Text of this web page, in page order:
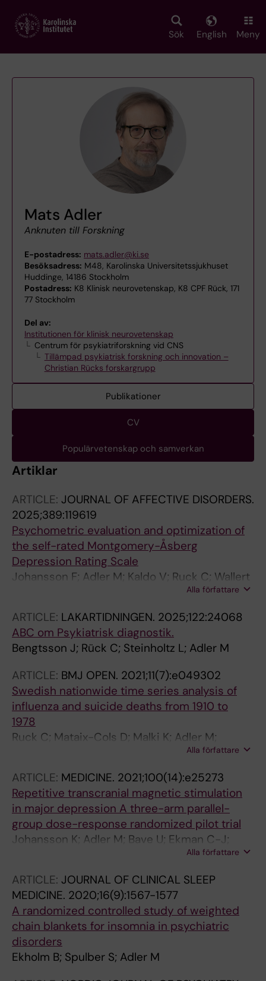
main
Sök English Meny
Mats Adler
Anknuten till Forskning
E-postadress: mats.adler@ki.se
Besöksadress: M48, Karolinska Universitetssjukhuset
Huddinge, 14186 Stockholm
Postadress: K8 Klinisk neurovetenskap, K8 CPF Rück, 171
77 Stockholm
Del av:
Institutionen för klinisk neurovetenskap
Centrum för psykiatriforskning vid CNS
Tillämpad psykiatrisk forskning och innovation –
Christian Rücks forskargrupp
Publikationer
CV
Populärvetenskap och samverkan
Artiklar
ARTICLE: JOURNAL OF AFFECTIVE DISORDERS.
2025;389:119619
Psychometric evaluation and optimization of
the self-rated Montgomery-Åsberg
Depression Rating Scale
Johansson F; Adler M; Kaldo V; Ruck C; Wallert
Alla författare
ARTICLE: LAKARTIDNINGEN. 2025;122:24068
ABC om Psykiatrisk diagnostik.
Bengtsson J; Rück C; Steinholtz L; Adler M
ARTICLE: BMJ OPEN. 2021;11(7):e049302
Swedish nationwide time series analysis of
influenza and suicide deaths from 1910 to
1978
Ruck C; Mataix-Cols D; Malki K; Adler M;
Flygare O; Runeson B; Sidorchuk AAlla författare
ARTICLE: MEDICINE. 2021;100(14):e25273
Repetitive transcranial magnetic stimulation
in major depression A three-arm parallel-
group dose-response randomized pilot trial
Johansson K; Adler M; Bave U; Ekman C-J;
Alla författare
ARTICLE: JOURNAL OF CLINICAL SLEEP
MEDICINE. 2020;16(9):1567-1577
A randomized controlled study of weighted
chain blankets for insomnia in psychiatric
disorders
Ekholm B; Spulber S; Adler M